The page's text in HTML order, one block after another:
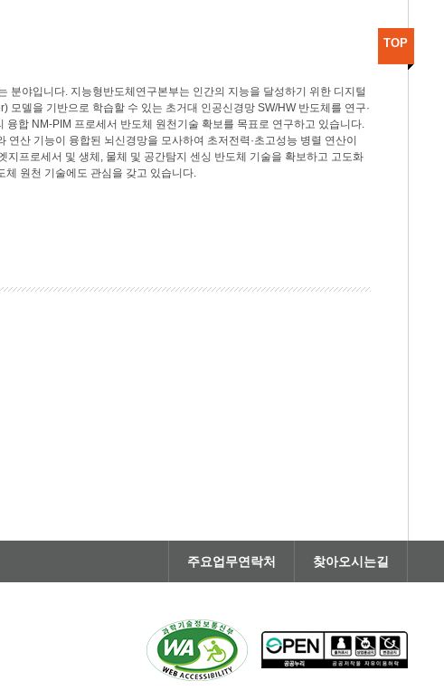
분야입니다. 지능형반도체연구본부는 인간의 지능을 달성하기 위한 디지털
델을 기반으로 학습할 수 있는 초거대 인공신경망 SW/HW 반도체를 연구·
합 NM-PIM 프로세서 반도체 원천기술 확보를 목표로 연구하고 있습니다.
산 기능이 융합된 뇌신경망을 모사하여 초저전력·초고성능 병렬 연산이
프로세서 및 생체, 물체 및 공간탐지 센싱 반도체 기술을 확보하고 고도화
체 원천 기술에도 관심을 갖고 있습니다.
TOP
주요업무연락처 찾아오시는길